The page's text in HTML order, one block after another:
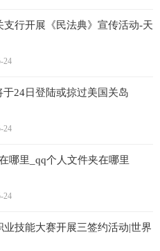
支行开展《民法典》宣传活动-天
24
于24日登陆或掠过美国关岛
24
哪里_qq个人文件夹在哪里
24
业技能大赛开展三签约活动|世界